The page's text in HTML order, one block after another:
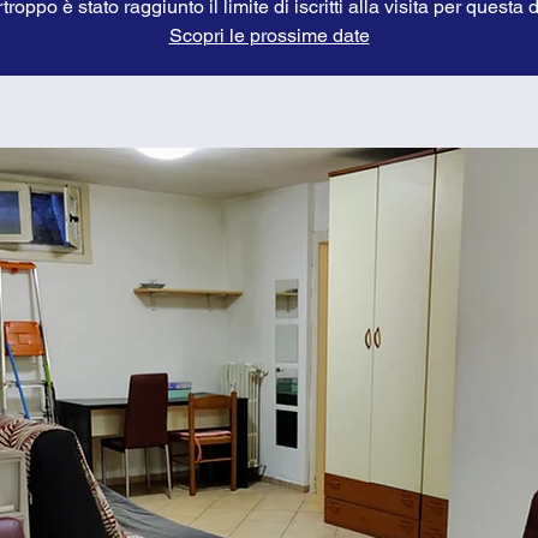
è stato raggiunto il limite di iscritti alla visita per questa
Scopri le prossime date